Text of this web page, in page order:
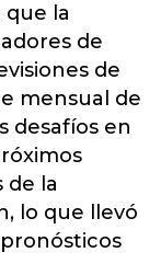
que la
de
de
mensual de
desafíos en
de la
lo que llevó